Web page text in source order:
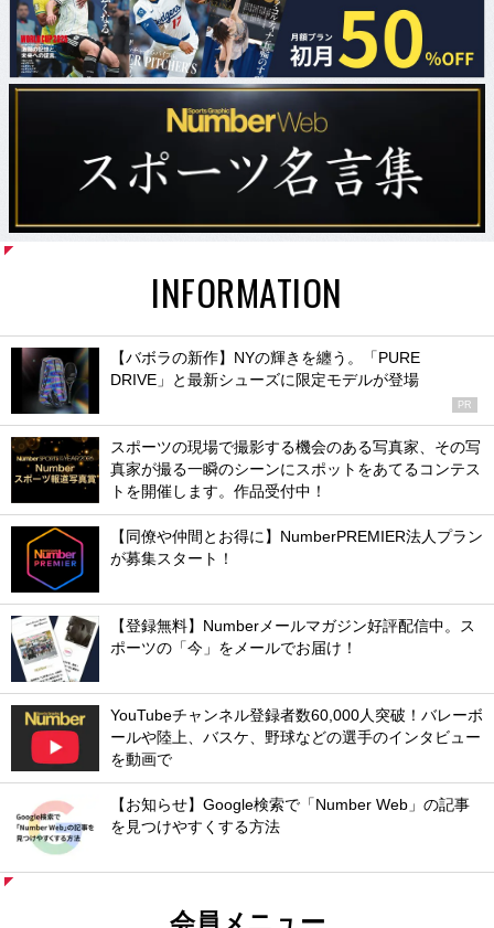
INFORMATION
【バボラの新作】NYの輝きを纏う。「PURE
DRIVE」と最新シューズに限定モデルが登場
PR
スポーツの現場で撮影する機会のある写真家、その写
真家が撮る一瞬のシーンにスポットをあてるコンテス
トを開催します。作品受付中！
【同僚や仲間とお得に】NumberPREMIER法人プラン
が募集スタート！
【登録無料】Numberメールマガジン好評配信中。ス
ポーツの「今」をメールでお届け！
YouTubeチャンネル登録者数60,000人突破！バレーボ
ールや陸上、バスケ、野球などの選手のインタビュー
を動画で
【お知らせ】Google検索で「Number Web」の記事
を見つけやすくする方法
会員メニュー